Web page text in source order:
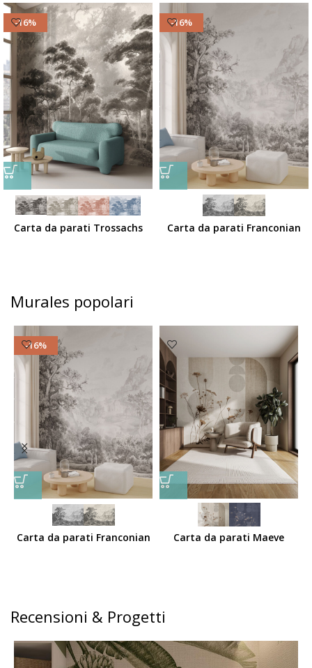
-16%
Carta da parati Trossachs
-16%
Carta da parati Franconian
Murales popolari
-16%
Carta da parati Franconian Carta da parati Maeve
Recensioni & Progetti